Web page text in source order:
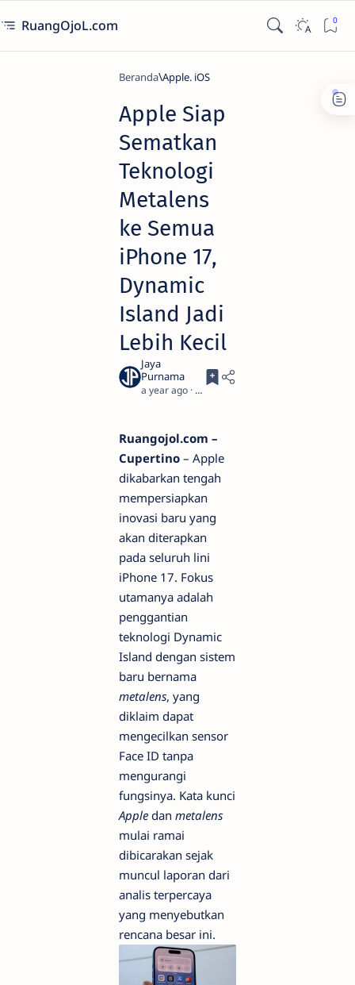
RuangOjoL.com
Beranda Apple. iOS
Apple Siap
Sematkan
Teknologi
Metalens
ke Semua
iPhone 17,
Dynamic
Island Jadi
Lebih Kecil
a year ago 4
Ruangojol.com –
Cupertino – Apple
dikabarkan tengah
mempersiapkan
inovasi baru yang
akan diterapkan
pada seluruh lini
iPhone 17. Fokus
utamanya adalah
penggantian
teknologi Dynamic
Island dengan sistem
baru bernama
metalens, yang
diklaim dapat
mengecilkan sensor
Face ID tanpa
mengurangi
fungsinya. Kata kunci
Apple dan metalens
mulai ramai
dibicarakan sejak
muncul laporan dari
analis terpercaya
yang menyebutkan
rencana besar ini.